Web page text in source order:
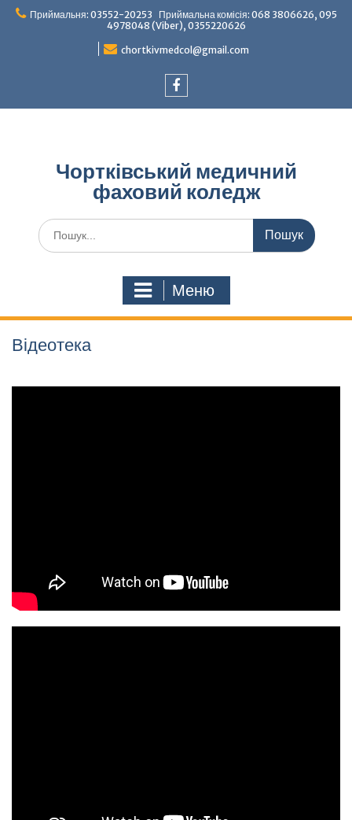
ПерейтиПриймальня: 03552-20253 Приймальна комісія: 068 3806626, 095
4978048 (Viber), 0355220626
chortkivmedcol@gmail.com
Чортківський медичний
фаховий коледж
Шукати:
Меню
Відеотека